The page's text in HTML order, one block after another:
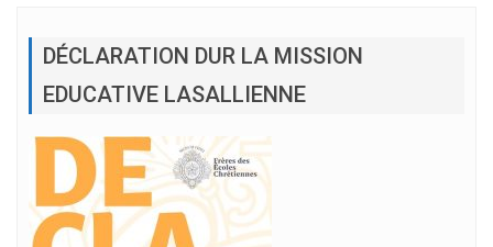
DÉCLARATION DUR LA MISSION
EDUCATIVE LASALLIENNE